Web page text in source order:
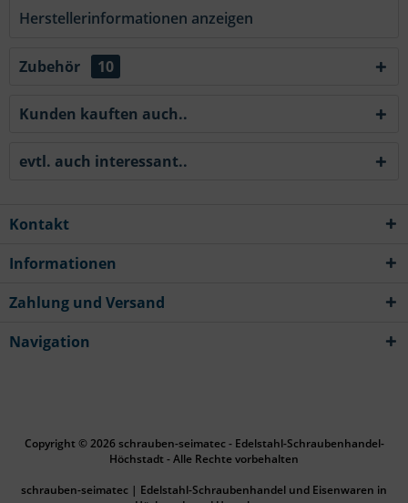
Herstellerinformationen anzeigen
Zubehör 10
Kunden kauften auch..
evtl. auch interessant..
Kontakt
Informationen
Zahlung und Versand
Navigation
Copyright © 2026 schrauben-seimatec - Edelstahl-Schraubenhandel-
Höchstadt - Alle Rechte vorbehalten
schrauben-seimatec | Edelstahl-Schraubenhandel und Eisenwaren in